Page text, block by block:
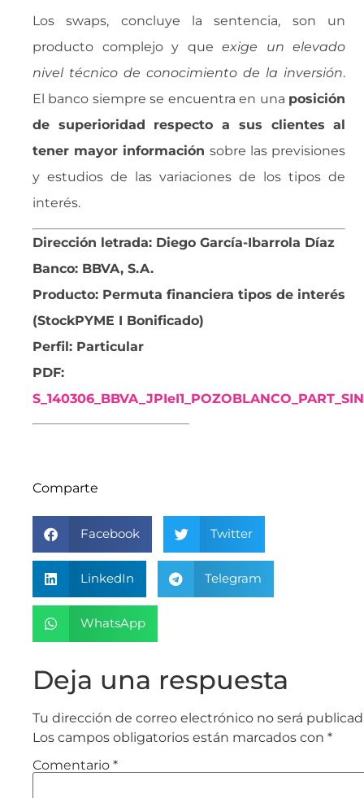
Los swaps, concluye la sentencia, son un
producto complejo y que exige un elevado
nivel técnico de conocimiento de la inversión.
El banco siempre se encuentra en una posición
de superioridad respecto a sus clientes al
tener mayor información sobre las previsiones
y estudios de las variaciones de los tipos de
interés.
Dirección letrada: Diego García-Ibarrola Díaz
Banco: BBVA, S.A.
Producto: Permuta financiera tipos de interés
(StockPYME I Bonificado)
Perfil: Particular
PDF:
Comparte
Facebook Twitter
LinkedIn Telegram
WhatsApp
Deja una respuesta
Tu dirección de correo electrónico no será
Los campos obligatorios están marcados con *
Comentario *